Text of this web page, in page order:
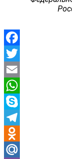
Facebook
Twitter
Email
WhatsApp
Skype
Telegram
Odnoklassniki